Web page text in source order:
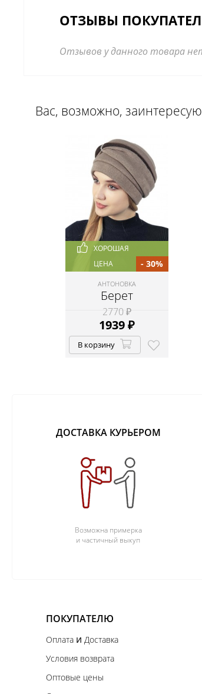
ОТЗЫВЫ
Отзывов у данного товара
Вас, возможно,
ХОРОШАЯ
ЦЕНА
АНТОНОВКА
Берет
2770 ₽
1939₽
- 30%
В корзину
ДОСТАВКА КУРЬЕРОМ
Возможна примерка
и частичный выкуп
ПОКУПАТЕЛЮ
Оплата и Доставка
Условия возврата
Оптовые цены